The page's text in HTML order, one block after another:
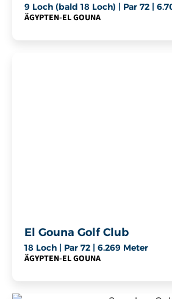
9 Loch (bald 18 Loch) | Par 72 |
ÄGYPTEN-EL GOUNA
El Gouna Golf Club
18 Loch | Par 72 | 6.269 Meter
ÄGYPTEN-EL GOUNA